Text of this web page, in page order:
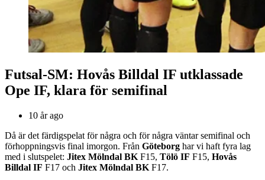
Futsal-SM: Hovås Billdal IF utklassade
Ope IF, klara för semifinal
10 år ago
Då är det färdigspelat för några och för några väntar semifinal och
förhoppningsvis final imorgon. Från Göteborg har vi haft fyra lag
med i slutspelet: Jitex Mölndal BK F15, Tölö IF F15, Hovås
Billdal IF F17 och Jitex Mölndal BK F17.